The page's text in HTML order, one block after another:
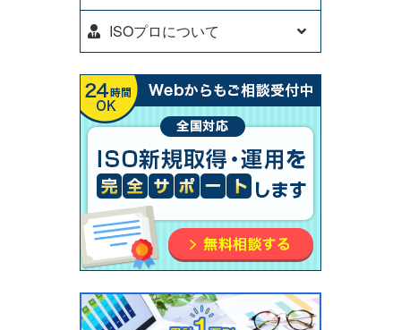
ISOプロについて